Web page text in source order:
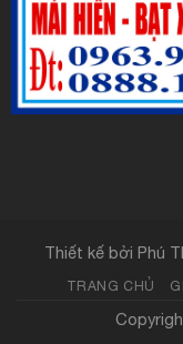
Thiết kế bởi Phú
TRANG CHỦ